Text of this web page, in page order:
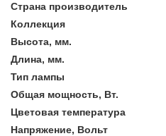
Страна производитель
Коллекция
Высота, мм.
Длина, мм.
Тип лампы
Общая мощность, Вт.
Цветовая температура
Напряжение, Вольт